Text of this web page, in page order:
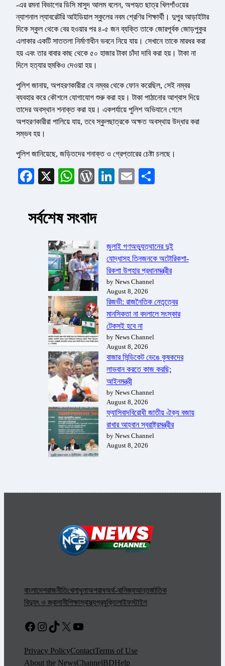
-এর রমনা বিভাগের ডিসি মাসুদ আলম বলেন, অপহৃত ছাত্র খিলগাঁওয়ের
ন্যাশনাল ল্যাবরেটরি আইডিয়াল স্কুলের নবম শ্রেণির শিক্ষার্থী। দুপুর আড়াইটার
দিকে স্কুল থেকে বের হওয়ার পর ৪-৫ জন ব্যক্তি তাকে জোরপূর্বক জোড়পুকুর
এলাকার একটি সাততলা নির্মাণাধীন ভবনে নিয়ে যায়। সেখানে তাকে মারধর করা
হয় এবং তার বাবার কাছ থেকে ৫০ হাজার টাকা চাঁদা দাবি করা হয়। টাকা না
দিলে হত্যার হুমকিও দেওয়া হয়।
পুলিশ জানায়, অপহরণকারীরা যে নম্বর থেকে ফোন করেছিল, সেই নম্বর
ব্যবহার করে কৌশলে যোগাযোগ শুরু করা হয়। টাকা পাঠানোর আশ্বাস দিয়ে
তাদের অবস্থান শনাক্ত করা হয়। একপর্যায়ে পুলিশ অভিযানে গেলে
অপহরণকারীরা পালিয়ে যায়, তবে স্কুলছাত্রকে অক্ষত অবস্থায় উদ্ধার করা
সম্ভব হয়।
পুলিশ জানিয়েছে, জড়িতদের শনাক্ত ও গ্রেপ্তারের চেষ্টা চলছে।
Facebook
X WhatsApp
WordPress
LinkedIn
Email
সর্বশেষ সংবাদ
জুলাই গণঅভ্যুত্থানের দুই
যোদ্ধাসহ তিনজনকে অটোরিকশা-
রিকশা উপহার প্রধানমন্ত্রীর
by News Channel
August 8, 2026
রিজভী: রাজনৈতিক নেতৃত্বের
মানসিকতা না বদলালে সংস্কার
টেকসই হবে না
by News Channel
August 8, 2026
বাজার সিন্ডিকেট ভেঙে কৃষকদের
লাভবান করতে কাজ করছি:
আইনমন্ত্রী
by News Channel
August 8, 2026
ফ্যাসিবাদবিরোধী জাতীয় ঐক্য বজায়
রাখার আহ্বান স্বরাষ্ট্রমন্ত্রীর
by News Channel
August 8, 2026
বাংলাদেশরাজনীতিখেলাধুলাঅপরাধঅর্থ-বানিজ্যআন্তর্জাতিক
বিদ্যুৎ ও জ্বালানীশিক্ষাস্বাস্থ্যপ্রযুক্তিলাইফস্টাইল
Facebook
Instagram
TikTok
X YouTube
Privacy PolicyContactTerms of Use
About the NewsChannelBDHelp